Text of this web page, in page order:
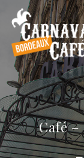
Café